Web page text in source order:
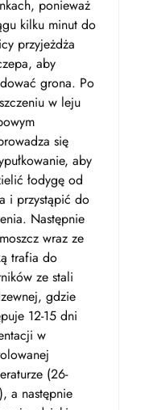
ponieważ
kilku minut do
przyjeżdża
aby
grona. Po
w leju
się
aby
łodygę od
i przystąpić do
Następnie
wraz ze
trafia do
ze stali
gdzie
12-15 dni
w
(26-
a następnie